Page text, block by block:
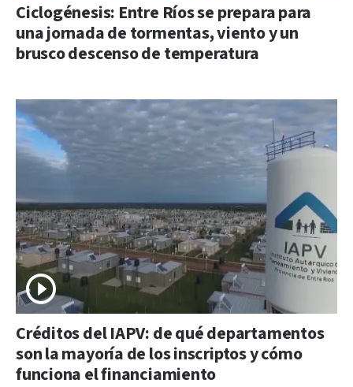
Ciclogénesis: Entre Ríos se prepara para
una jornada de tormentas, viento y un
brusco descenso de temperatura
Créditos del IAPV: de qué departamentos
son la mayoría de los inscriptos y cómo
funciona el financiamiento